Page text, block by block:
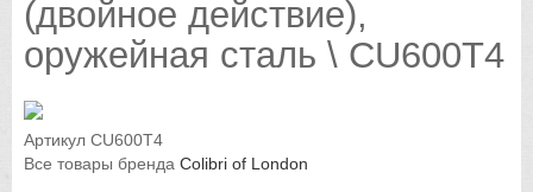
(двойное действие),
оружейная сталь \ CU600T4
Артикул CU600T4
Все товары бренда Colibri of London